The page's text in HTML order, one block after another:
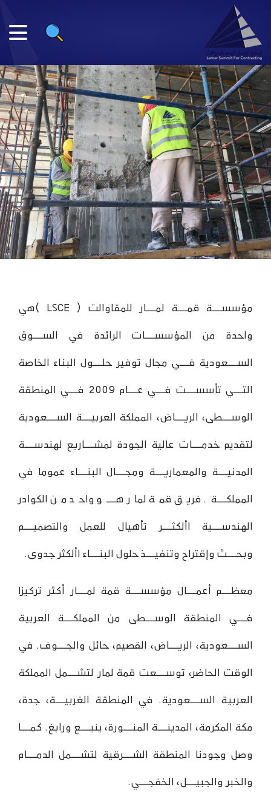
مؤسســـة قمـــة لمـــار للمقاوالت ( LSCE )هي
واحدة من المؤسســـات الرائدة في الســـوق
الســـعودية فـــي مجال توفير حلـــول البناء الخاصة
التـــي تأسســـت فـــي عـــام 2009 فـــي المنطقة
الوســـطى، الريـــاض، المملكة العربيـــة الســـعودية
لتقديم خدمـــات عالية الجودة لمشـــاريع لهندســـة
المدنيـــة والمعماريـــة ومجـــال البنـــاء عموما في
المملكـــة. فريق قمة لمار هـــو واحد من الكوادر
الهندســـية األكثـــر تأهيال للعمل والتصميـــم
وبحـــث وإقتراح وتنفيـــذ حلول البنـــاء األكثر جدوى.
معظـــم أعمـــال مؤسســـة قمة لمـــار أكثر تركيزا
فـــي المنطقة الوســـطى من المملكـــة العربية
الســـعودية، الريـــاض، القصيم، حائل والجـــوف. في
الوقت الحاضر، توســـعت قمة لمار لتشـــمل المملكة
العربية الســـعودية. في المنطقة الغربيـــة، جدة،
مكة المكرمة، المدينـــة المنـــورة، ينبـــع ورابغ. كمـــا
وصل وجودنا المنطقة الشـــرقية لتشـــمل الدمـــام
والخبر والجبيـــل، الخفجـــي.